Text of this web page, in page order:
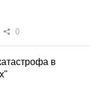
0
в